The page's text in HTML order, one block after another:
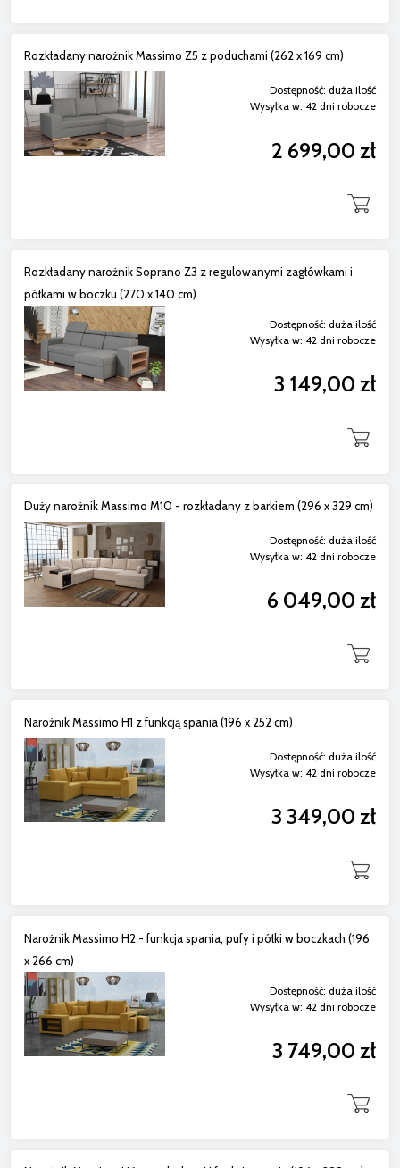
Rozkładany narożnik Massimo Z5 z poduchami (262 x 169 cm)
Dostępność: duża ilość
Wysyłka w: 42 dni robocze
2 699,00 zł
Rozkładany narożnik Soprano Z3 z regulowanymi zagłówkami i
półkami w boczku (270 x 140 cm)
Dostępność: duża ilość
Wysyłka w: 42 dni robocze
3 149,00 zł
Duży narożnik Massimo M10 - rozkładany z barkiem (296 x 329 cm)
Dostępność: duża ilość
Wysyłka w: 42 dni robocze
6 049,00 zł
Narożnik Massimo H1 z funkcją spania (196 x 252 cm)
Dostępność: duża ilość
Wysyłka w: 42 dni robocze
3 349,00 zł
Narożnik Massimo H2 - funkcja spania, pufy i półki w boczkach (196
x 266 cm)
Dostępność: duża ilość
Wysyłka w: 42 dni robocze
3 749,00 zł